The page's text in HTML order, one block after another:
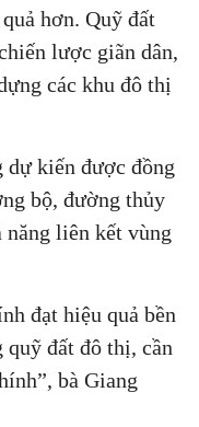
hơn. Quỹ đất
lược giãn dân,
các khu đô thị
dự kiến được đồng
bộ, đường thủy
năng liên kết vùng
đạt hiệu quả bền
đất đô thị, cần
bà Giang